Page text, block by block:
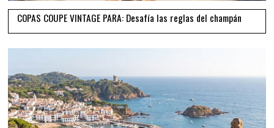
COPAS COUPE VINTAGE PARA: Desafía las reglas del champán